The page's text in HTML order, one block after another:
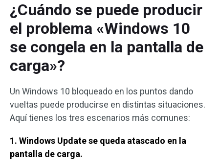
¿Cuándo se puede producir
el problema «Windows 10
se congela en la pantalla de
carga»?
Un Windows 10 bloqueado en los puntos dando
vueltas puede producirse en distintas situaciones.
Aquí tienes los tres escenarios más comunes:
1. Windows Update se queda atascado en la
pantalla de carga.